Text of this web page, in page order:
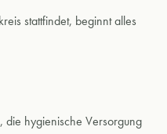
stattfindet, beginnt alles
hygienische Versorgung